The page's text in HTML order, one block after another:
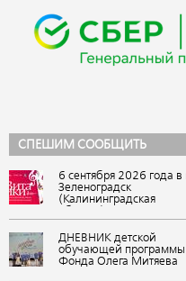
СПЕШИМ СООБЩИТЬ
6 сентября 2026 года в
Зеленоградск
(Калининградская
Всероссийский
фестиваль авторской
песни и поэзии
«ВитаЛики». Событие
представляет Фонд
ДНЕВНИК детской
обучающей программы
Фонда Олега Митяева